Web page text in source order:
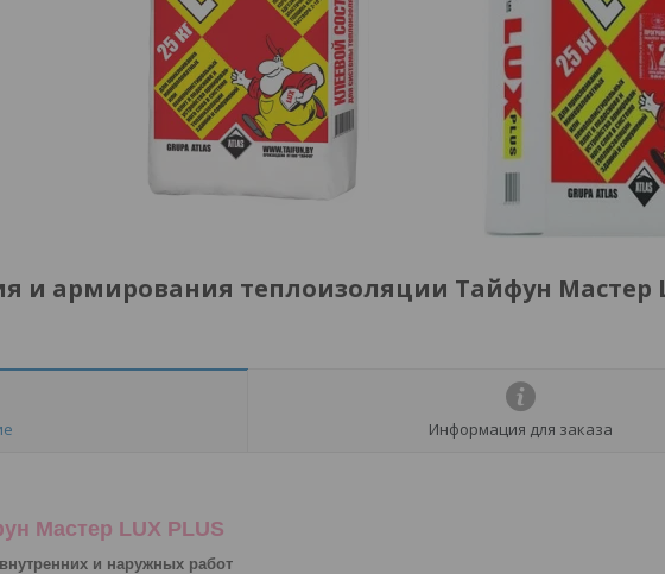
и армирования теплоизоляции Тайфун Мастер
Информация для заказа
Мастер LUX PLUS
и наружных работ